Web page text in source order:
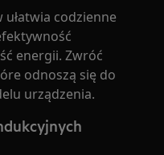
codzienne
energii. Zwróć
odnoszą się do
urządzenia.